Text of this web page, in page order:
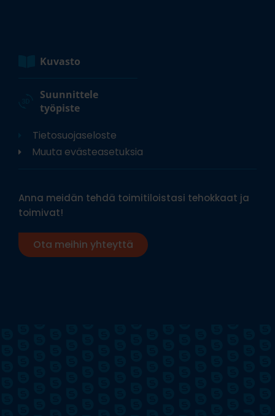
Kuvasto
Suunnittele
työpiste
Tietosuojaseloste
Muuta evästeasetuksia
Anna meidän tehdä toimitiloistasi tehokkaat ja
toimivat!
Ota meihin yhteyttä